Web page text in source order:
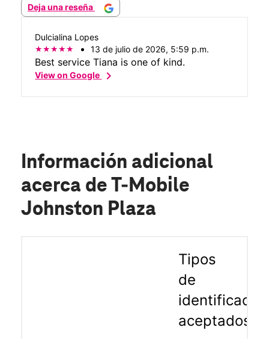
Deja una reseña
Dulcialina Lopes
13 de julio de 2026, 5:59 p.m.
Best service Tiana is one of kind.
View on Googlechevron_right
Información adicional
acerca de T-Mobile
Johnston Plaza
Tipos
de
aceptados